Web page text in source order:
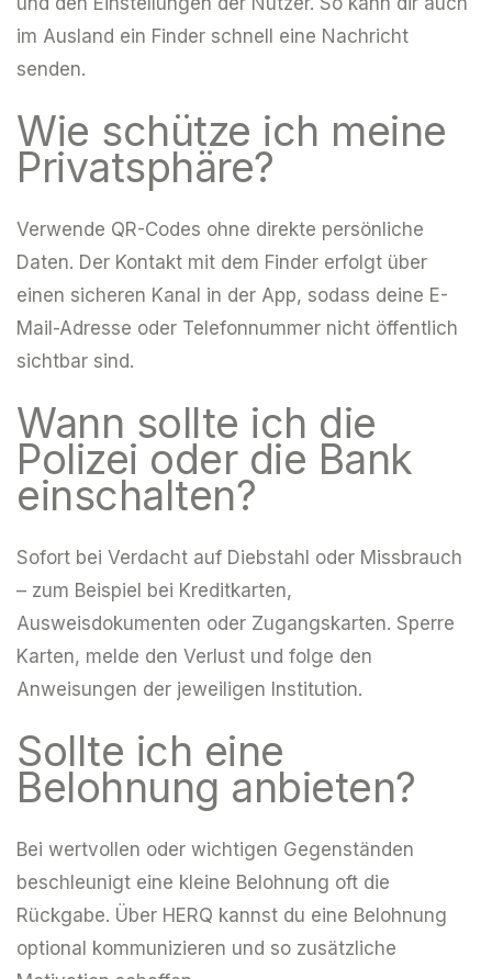
im Ausland ein Finder schnell eine Nachricht
senden.
Wie schütze ich meine
Privatsphäre?
Verwende QR-Codes ohne direkte persönliche
Daten. Der Kontakt mit dem Finder erfolgt über
einen sicheren Kanal in der App, sodass deine E-
Mail-Adresse oder Telefonnummer nicht öffentlich
sichtbar sind.
Wann sollte ich die
Polizei oder die Bank
einschalten?
Sofort bei Verdacht auf Diebstahl oder Missbrauch
– zum Beispiel bei Kreditkarten,
Ausweisdokumenten oder Zugangskarten. Sperre
Karten, melde den Verlust und folge den
Anweisungen der jeweiligen Institution.
Sollte ich eine
Belohnung anbieten?
Bei wertvollen oder wichtigen Gegenständen
beschleunigt eine kleine Belohnung oft die
Rückgabe. Über HERQ kannst du eine Belohnung
optional kommunizieren und so zusätzliche